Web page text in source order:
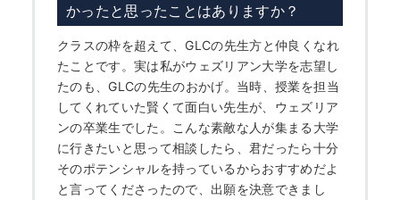
かったと思ったことはありますか？
クラスの枠を超えて、GLCの先生方と仲良くなれ
たことです。実は私がウェズリアン大学を志望し
たのも、GLCの先生のおかげ。当時、授業を担当
してくれていた賢くて面白い先生が、ウェズリア
ンの卒業生でした。こんな素敵な人が集まる大学
に行きたいと思って相談したら、君だったら十分
そのポテンシャルを持っているからおすすめだよ
と言ってくださったので、出願を決意できまし